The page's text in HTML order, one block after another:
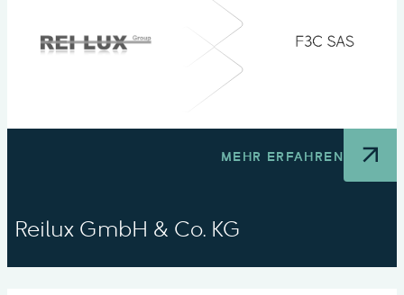
MEHR ERFAHREN
Reilux GmbH & Co. KG